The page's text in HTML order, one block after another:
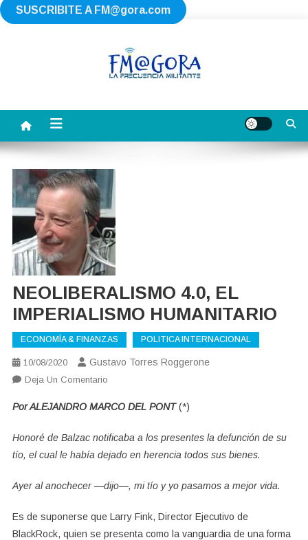
SUSCRIBITE A FM@gora.com
Saltar
NEOLIBERALISMO 4.0, EL
IMPERIALISMO HUMANITARIO
ECONOMÍA & FINANZAS POLITICA INTERNACIONAL
10/08/2020 Gustavo Torres Roggerone
Deja Un ComentarioEn
4.0,
IMPERIALISMO
HUMANITARIO
Por ALEJANDRO MARCO DEL PONT(*)
Honoré de Balzac notificaba a los presentes la defunción de su
tío, el cual le había dejado en herencia todos sus bienes.
Ayer al anochecer —dijo—, mi tío y yo pasamos a mejor vida.
Es de suponerse que Larry Fink, Director Ejecutivo de
BlackRock, quien se presenta como la vanguardia de una forma